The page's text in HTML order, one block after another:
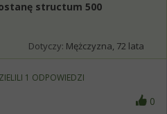
structum 500
Dotyczy: Mężczyzna, 72 lata
1 ODPOWIEDZI
0